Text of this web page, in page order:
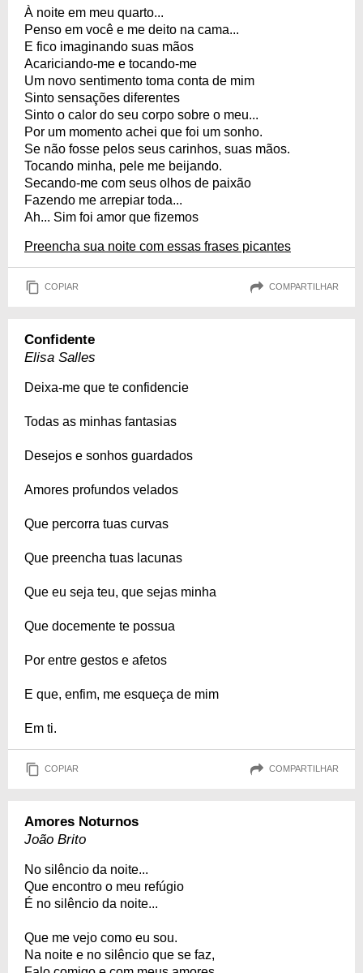
À noite em meu quarto...
Penso em você e me deito na cama...
E fico imaginando suas mãos
Acariciando-me e tocando-me
Um novo sentimento toma conta de mim
Sinto sensações diferentes
Sinto o calor do seu corpo sobre o meu...
Por um momento achei que foi um sonho.
Se não fosse pelos seus carinhos, suas mãos.
Tocando minha, pele me beijando.
Secando-me com seus olhos de paixão
Fazendo me arrepiar toda...
Ah... Sim foi amor que fizemos
Preencha sua noite com essas frases picantes
COPIAR COMPARTILHAR
Confidente
Elisa Salles
Deixa-me que te confidencie
Todas as minhas fantasias
Desejos e sonhos guardados
Amores profundos velados
Que percorra tuas curvas
Que preencha tuas lacunas
Que eu seja teu, que sejas minha
Que docemente te possua
Por entre gestos e afetos
E que, enfim, me esqueça de mim
Em ti.
COPIAR COMPARTILHAR
Amores Noturnos
João Brito
No silêncio da noite...
Que encontro o meu refúgio
É no silêncio da noite...
Que me vejo como eu sou.
Na noite e no silêncio que se faz,